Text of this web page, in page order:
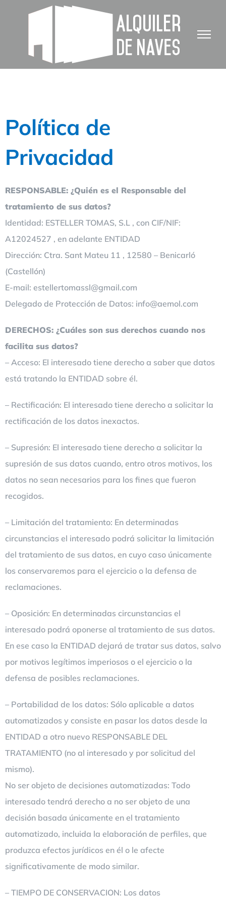
Política de
Privacidad
RESPONSABLE: ¿Quién es el Responsable del
tratamiento de sus datos?
Identidad: ESTELLER TOMAS, S.L , con CIF/NIF:
A12024527 , en adelante ENTIDAD
Dirección: Ctra. Sant Mateu 11 , 12580 – Benicarló
(Castellón)
E-mail: estellertomassl@gmail.com
Delegado de Protección de Datos: info@aemol.com
DERECHOS: ¿Cuáles son sus derechos cuando nos
facilita sus datos?
– Acceso: El interesado tiene derecho a saber que datos
está tratando la ENTIDAD sobre él.
– Rectificación: El interesado tiene derecho a solicitar la
rectificación de los datos inexactos.
– Supresión: El interesado tiene derecho a solicitar la
supresión de sus datos cuando, entro otros motivos, los
datos no sean necesarios para los fines que fueron
recogidos.
– Limitación del tratamiento: En determinadas
circunstancias el interesado podrá solicitar la limitación
del tratamiento de sus datos, en cuyo caso únicamente
los conservaremos para el ejercicio o la defensa de
reclamaciones.
– Oposición: En determinadas circunstancias el
interesado podrá oponerse al tratamiento de sus datos.
En ese caso la ENTIDAD dejará de tratar sus datos, salvo
por motivos legítimos imperiosos o el ejercicio o la
defensa de posibles reclamaciones.
– Portabilidad de los datos: Sólo aplicable a datos
automatizados y consiste en pasar los datos desde la
ENTIDAD a otro nuevo RESPONSABLE DEL
TRATAMIENTO (no al interesado y por solicitud del
mismo).
No ser objeto de decisiones automatizadas: Todo
interesado tendrá derecho a no ser objeto de una
decisión basada únicamente en el tratamiento
automatizado, incluida la elaboración de perfiles, que
produzca efectos jurídicos en él o le afecte
significativamente de modo similar.
– TIEMPO DE CONSERVACION: Los datos